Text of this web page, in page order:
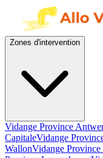
Zones d'intervention
Vidange Province
CapitaleVidange
WallonVidange Province